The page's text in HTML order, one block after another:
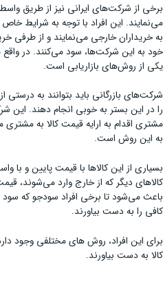
برخی از شرکت‌های ایرانی نیز از طریق
می‌نمایند. این افراد با توجه به شرایط
به خریداران خارجی می‌نمایند و از طرفی
خود به این شرکت‌ها، سود می‌کنند. در
یکی از روش‌های بازاریابی است.
شرکت‌های بازرگانی باید بتوانند به درستی
را در این بستر به خوبی انجام دهند. این
مشتری اقدام به ارایه قیمت کالا به مشتری
به این روش است.
بسیاری از این کالاها با قیمت پایین و با
کالاهای دیگر که از خارج وارد می‌شوند،
باعث می‌شود تا برخی افراد سودجو که سود
کافی را به دست بیاورند.
برای این افراد، روش های مختلفی وجود
کالا به دست بیاورند.